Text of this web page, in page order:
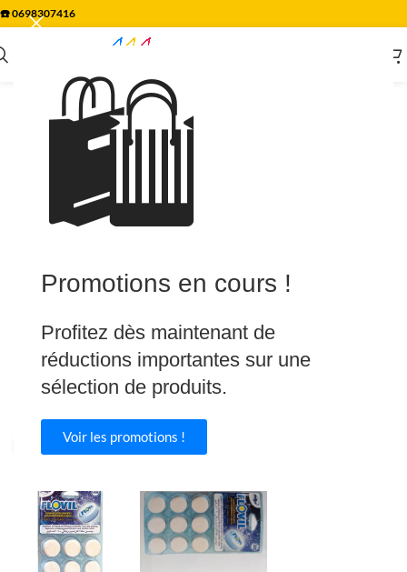
🛍️
Promotions en cours !
Profitez dès maintenant de
réductions importantes sur une
sélection de produits.
Voir les promotions !
☎️0698307416
Agrandir